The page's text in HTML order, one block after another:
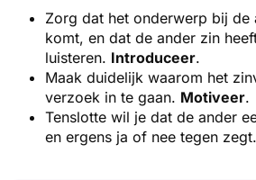
Zorg dat het onderwerp bij de
komt, en dat de ander zin
luisteren. Introduceer.
Maak duidelijk waarom het
verzoek in te gaan. Motiveer.
Tenslotte wil je dat de ander
en ergens ja of nee tegen zegt.